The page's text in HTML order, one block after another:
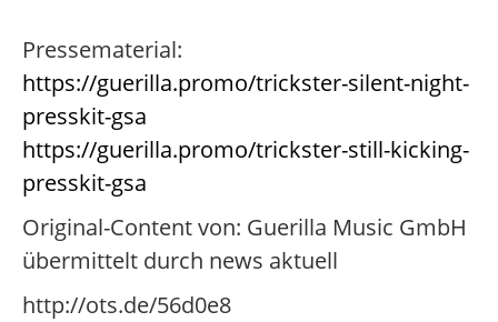
Pressematerial:
https://guerilla.promo/trickster-silent-night-
presskit-gsa
https://guerilla.promo/trickster-still-kicking-
presskit-gsa
Original-Content von: Guerilla Music GmbH
übermittelt durch news aktuell
http://ots.de/56d0e8